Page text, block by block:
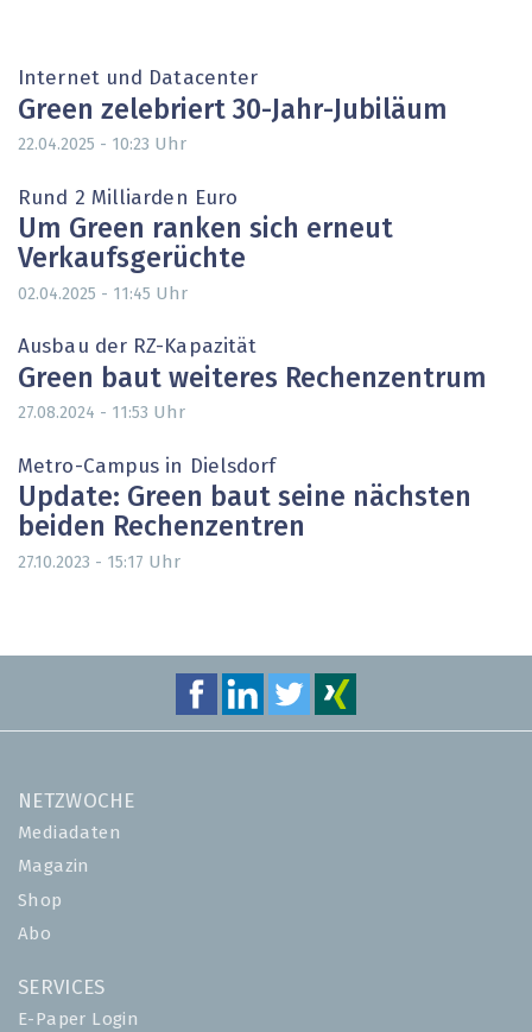
Internet und Datacenter
Green zelebriert 30-Jahr-Jubiläum
22.04.2025 - 10:23 Uhr
Rund 2 Milliarden Euro
Um Green ranken sich erneut
Verkaufsgerüchte
02.04.2025 - 11:45 Uhr
Ausbau der RZ-Kapazität
Green baut weiteres Rechenzentrum
27.08.2024 - 11:53 Uhr
Metro-Campus in Dielsdorf
Update: Green baut seine nächsten
beiden Rechenzentren
27.10.2023 - 15:17 Uhr
NETZWOCHE
Mediadaten
Magazin
Shop
Abo
SERVICES
E-Paper Login